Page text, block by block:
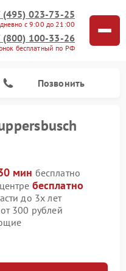
(495) 023-73-25
с 9:00 до 21:00
(800) 100-33-26
бесплатный по РФ
Позвонить
мин бесплатно
бесплатно
до 3х лет
300 рублей